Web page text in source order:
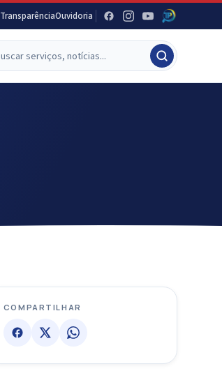
TransparênciaOuvidoria
COMPARTILHAR